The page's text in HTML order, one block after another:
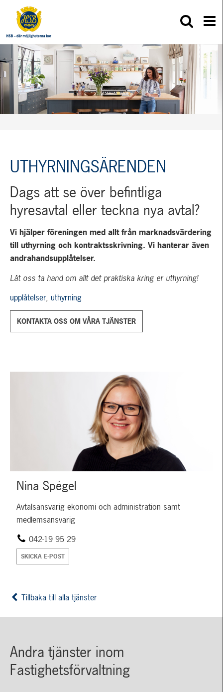
UTHYRNINGSÄRENDEN
Dags att se över befintliga
hyresavtal eller teckna nya avtal?
Vi hjälper föreningen med allt från marknadsvärdering
till uthyrning och kontraktsskrivning. Vi hanterar även
andrahandsupplåtelser.
Låt oss ta hand om allt det praktiska kring er uthyrning!
upplåtelser, uthyrning
KONTAKTA OSS OM VÅRA TJÄNSTER
Nina Spégel
Avtalsansvarig ekonomi och administration samt
medlemsansvarig
042-19 95 29
SKICKA E-POST
Tillbaka till alla tjänster
Andra tjänster inom
Fastighetsförvaltning